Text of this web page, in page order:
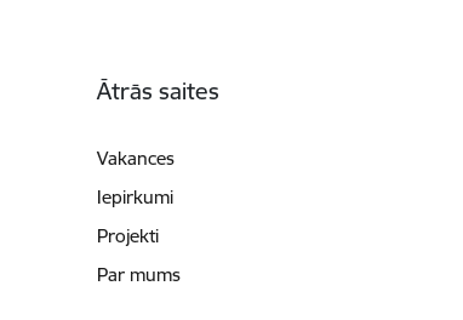
Ātrās saites
Vakances
Iepirkumi
Projekti
Par mums